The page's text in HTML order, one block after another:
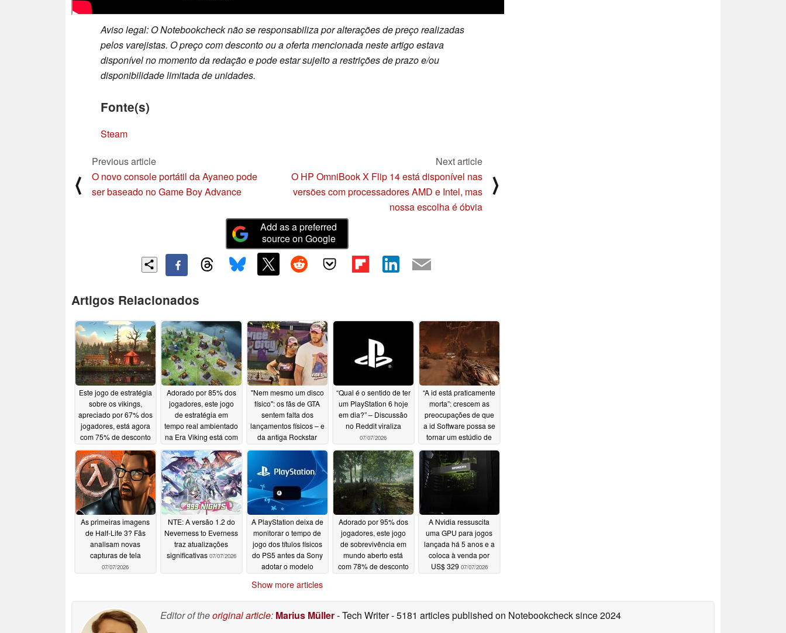
Aviso legal: O Notebookcheck não se responsabiliza por alterações de preço realizadas
pelos varejistas. O preço com desconto ou a oferta mencionada neste artigo estava
disponível no momento da redação e pode estar sujeito a restrições de prazo e/ou
disponibilidade limitada de unidades.
Fonte(s)
Steam
⟨
Previous article
O novo console portátil da Ayaneo pode
ser baseado no Game Boy Advance
Next article
O HP OmniBook X Flip 14 está disponível nas
versões com processadores AMD e Intel, mas
nossa escolha é óbvia
⟩
Add as a preferred
source on Google
Artigos Relacionados
Este jogo de estratégia
sobre os vikings,
apreciado por 67% dos
jogadores, está agora
com 75% de desconto
07/12/2026
Adorado por 85% dos
jogadores, este jogo
de estratégia em
tempo real ambientado
na Era Viking está com
Steam07/11/2026
"Nem mesmo um disco
físico": os fãs de GTA
sentem falta dos
lançamentos físicos – e
da antiga Rockstar
07/08/2026
“Qual é o sentido de ter
um PlayStation 6 hoje
em dia?” – Discussão
no Reddit viraliza
07/07/2026
“A id está praticamente
morta”: crescem as
preocupações de que
a id Software possa se
tornar um estúdio de
07/07/2026
As primeiras imagens
de Half-Life 3? Fãs
analisam novas
capturas de tela
07/07/2026
NTE: A versão 1.2 do
Neverness to Everness
traz atualizações
significativas 07/07/2026
A PlayStation deixa de
monitorar o tempo de
jogo dos títulos físicos
do PS5 antes da Sony
adotar o modelo
07/07/2026
Adorado por 95% dos
jogadores, este jogo
de sobrevivência em
mundo aberto está
com 78% de desconto
A Nvidia ressuscita
uma GPU para jogos
lançada há 5 anos e a
coloca à venda por
US$ 329 07/07/2026
Show more articles
Editor of theoriginal article: Marius Müller- Tech Writer- 5181 articles published on Notebookchecksince 2024